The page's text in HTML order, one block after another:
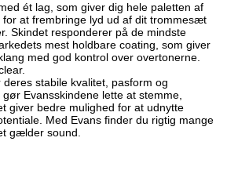
ét lag, som giver dig hele paletten af
for at frembringe lyd ud af dit trommesæt
Skindet responderer på de mindste
mest holdbare coating, som giver
med god kontrol over overtonerne.
deres stabile kvalitet, pasform og
Evansskindene lette at stemme,
giver bedre mulighed for at udnytte
Med Evans finder du rigtig mange
gælder sound.